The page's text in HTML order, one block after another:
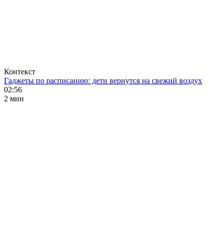
Контекст
Гаджеты по расписанию: дети вернутся на свежий воздух
02:56
2 мин